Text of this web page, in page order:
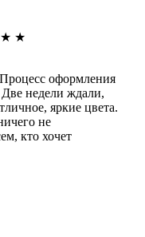
★ ★
оформления
Две недели ждали,
яркие цвета.
не
кто хочет